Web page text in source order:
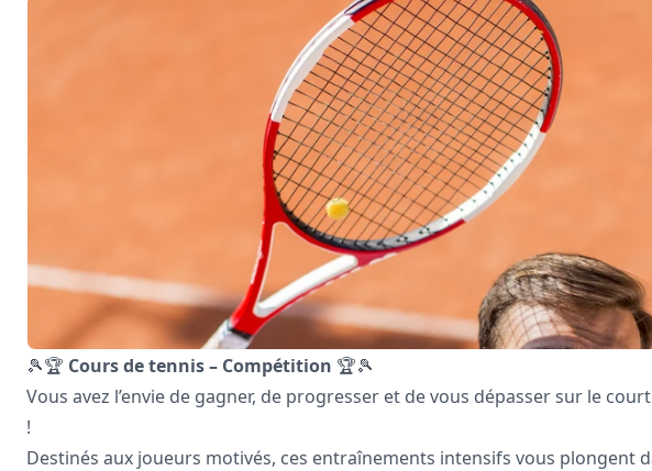
🎾🏆 Cours de tennis – Compétition 🏆🎾
Vous avez l’envie de gagner, de progresser et de vous dépasser sur le
!
Destinés aux joueurs motivés, ces entraînements intensifs vous plongent